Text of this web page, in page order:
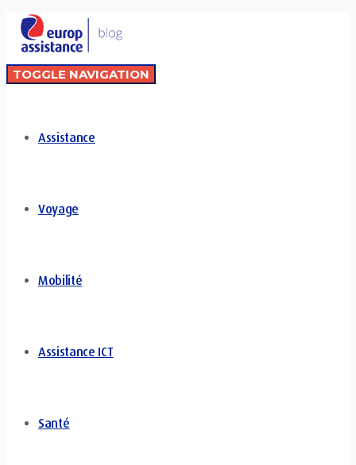
TOGGLE NAVIGATION
Assistance
Voyage
Mobilité
Assistance ICT
Santé